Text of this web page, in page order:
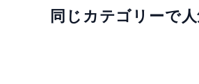
同じカテゴリーで